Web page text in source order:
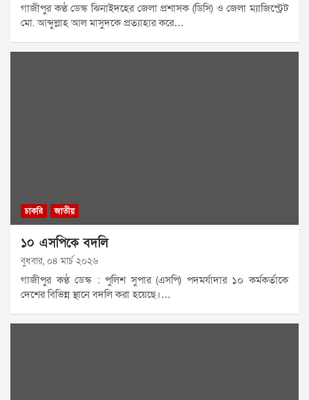
গাজীপুর কণ্ঠ ডেস্ক ঝিনাইদহের জেলা প্রশাসক (ডিসি) ও জেলা ম্যাজিস্ট্রেট
মো. আব্দুল্লাহ আল মাসুদকে প্রত্যাহার করে…
চাকরি জাতীয়
১০ এসপিকে বদলি
বুধবার, ০৪ মার্চ ২০২৬
গাজীপুর কণ্ঠ ডেস্ক : পুলিশ সুপার (এসপি) পদমর্যাদার ১০ কর্মকর্তাকে
দেশের বিভিন্ন স্থানে বদলি করা হয়েছে।…